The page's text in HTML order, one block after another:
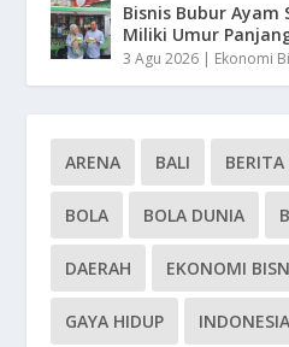
Bisnis Bubur Ayam
Miliki Umur
3 Agu 2026 | Ekonomi
ARENA BALI
BOLA BOLA DUNIA
DAERAH EKONOMI
GAYA HIDUP INDONESIA